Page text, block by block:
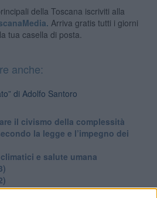
della Toscana iscriviti alla
Arriva gratis tutti i giorni
tua casella di posta.
anche:
di Adolfo Santoro
il civismo della complessità
la legge e l’impegno dei
e salute umana